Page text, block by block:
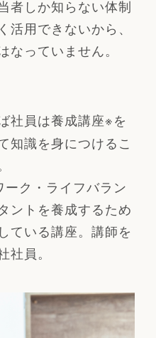
者しか知らない体制
活用できないから、
なっていません。
社員は養成講座※を
知識を身につけるこ
ク・ライフバラン
ントを養成するため
ている講座。講師を
社員。